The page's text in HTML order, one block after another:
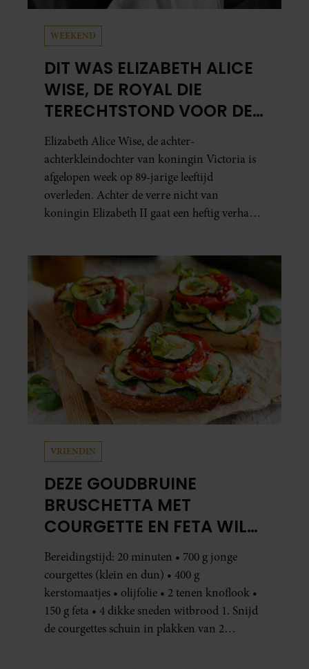
WEEKEND
DIT WAS ELIZABETH ALICE
WISE, DE ROYAL DIE
TERECHTSTOND VOOR DE
DOOD VAN HAAR BABY
Elizabeth Alice Wise, de achter-
achterkleindochter van koningin Victoria is
afgelopen week op 89-jarige leeftijd
overleden. Achter de verre nicht van
koningin Elizabeth II gaat een heftig verhaal
VRIENDIN
DEZE GOUDBRUINE
BRUSCHETTA MET
COURGETTE EN FETA WIL
JE METEEN MAKEN
Bereidingstijd: 20 minuten • 700 g jonge
courgettes (klein en dun) • 400 g
kerstomaatjes • olijfolie • 2 tenen knoflook •
150 g feta • 4 dikke sneden witbrood 1. Snijd
de courgettes schuin in plakken van 2